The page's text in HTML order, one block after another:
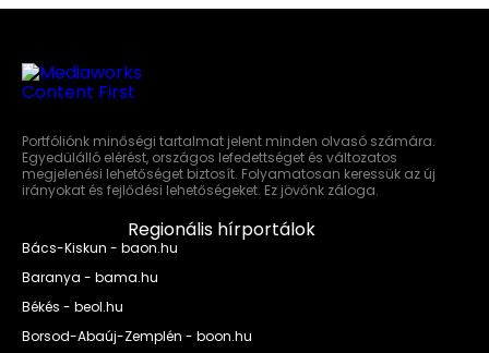
Portfóliónk minőségi tartalmat jelent minden olvasó számára.
Egyedülálló elérést, országos lefedettséget és változatos
megjelenési lehetőséget biztosít. Folyamatosan keressük az új
irányokat és fejlődési lehetőségeket. Ez jövőnk záloga.
Regionális hírportálok
Bács-Kiskun - baon.hu
Baranya - bama.hu
Békés - beol.hu
Borsod-Abaúj-Zemplén - boon.hu